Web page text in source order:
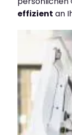
effizient an